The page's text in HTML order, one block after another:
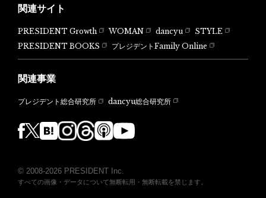
関連サイト
PRESIDENT Growth WOMAN dancyu
STYLE
PRESIDENT BOOKS
プレジデントFamily Online
関連事業
プレジデント総合研究所 dancyu総合研究所
© 2008-2026 PRESIDENT Inc.
すべての画像・データについて無断転用・無断転載を禁じます。